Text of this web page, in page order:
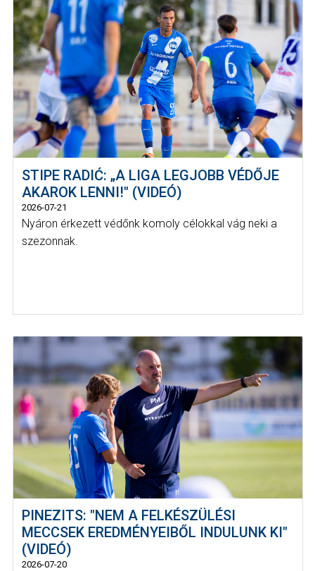
STIPE RADIĆ: „A LIGA LEGJOBB VÉDŐJE
AKAROK LENNI!" (VIDEÓ)
2026-07-21
Nyáron érkezett védőnk komoly célokkal vág neki a
szezonnak.
PINEZITS: "NEM A FELKÉSZÜLÉSI
MECCSEK EREDMÉNYEIBŐL INDULUNK KI"
(VIDEÓ)
2026-07-20